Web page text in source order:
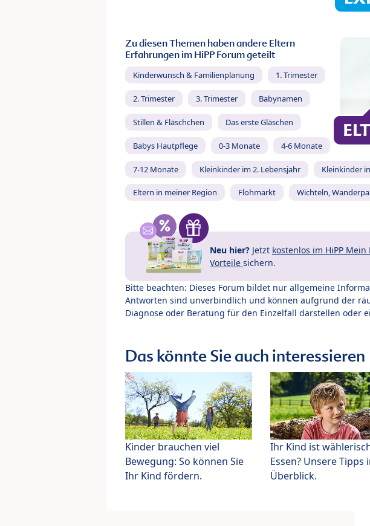
Zu diesen Themen haben andere Eltern
Erfahrungen im HiPP Forum geteilt
Kinderwunsch & Familienplanung 1. Trimester
2. Trimester 3. Trimester Babynamen
Stillen & Fläschchen Das erste Gläschen
Babys Hautpflege 0-3 Monate 4-6 Monate
7-12 Monate Kleinkinder im 2. Lebensjahr Kleinkinder
Eltern in meiner Region Flohmarkt Wichteln,
Neu hier? Jetzt kostenlos im HiPP
Vorteile sichern.
Bitte beachten: Dieses Forum bildet nur allgemeine
Antworten sind unverbindlich und können aufgrund der
Diagnose oder Beratung für den Einzelfall darstellen oder
Das könnte Sie auch interessieren
Kinder brauchen viel
Bewegung: So können Sie
Ihr Kind fördern.
Ihr Kind ist
Essen? Unsere Tipps
Überblick.